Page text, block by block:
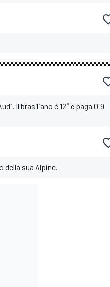
Il brasiliano è 12° e paga 0"9
della sua Alpine.